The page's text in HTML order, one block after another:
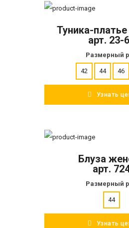
Туника-
арт. 23-
Размерный
42 44 46
Узнать
Блуза
арт.
Размерный
44
Узнать